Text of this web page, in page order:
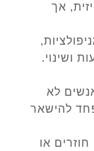
אך
ושינוי.
לא
להישאר
או